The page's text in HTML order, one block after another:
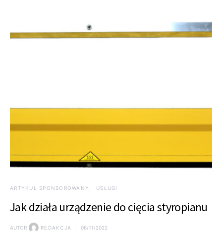
ARTYKUŁ SPONSOROWANY USŁUGI
Jak działa urządzenie do cięcia styropianu
AUTOR REDAKCJA 08/11/2022